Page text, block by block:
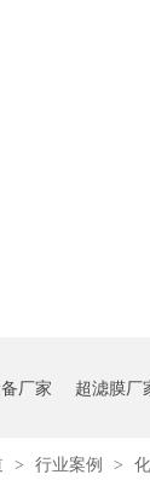
厂家 超滤膜厂
> 行业案例 >